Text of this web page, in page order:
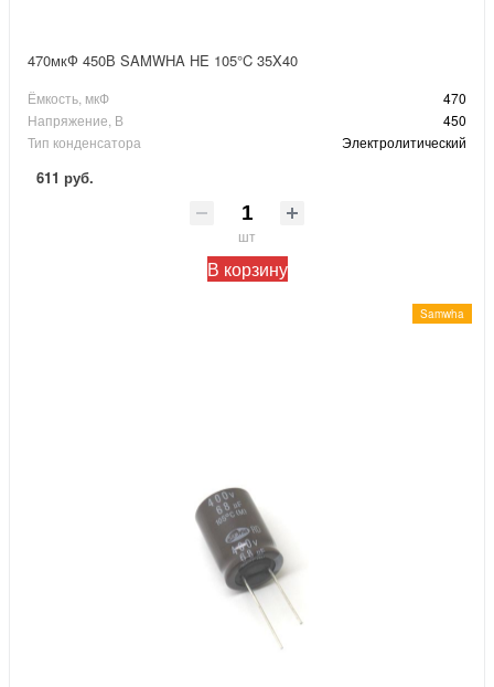
470мкФ 450В SAMWHA HE 105°C 35X40
Ёмкость, мкФ
470
Напряжение, В
450
Тип конденсатора
Электролитический
611 руб.
шт
В корзину
Samwha